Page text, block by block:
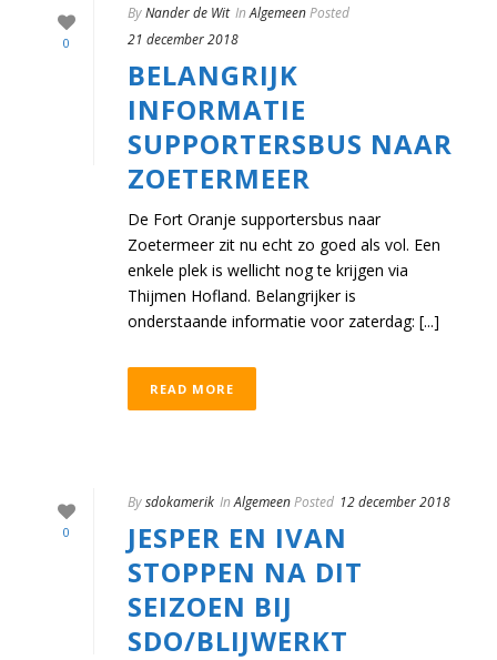
0
ByNander de Wit InAlgemeenPosted
21 december 2018
BELANGRIJK
INFORMATIE
SUPPORTERSBUS NAAR
ZOETERMEER
De Fort Oranje supportersbus naar
Zoetermeer zit nu echt zo goed als vol. Een
enkele plek is wellicht nog te krijgen via
Thijmen Hofland. Belangrijker is
onderstaande informatie voor zaterdag: [...]
READ MORE
0
Bysdokamerik InAlgemeenPosted 12 december 2018
JESPER EN IVAN
STOPPEN NA DIT
SEIZOEN BIJ
SDO/BLIJWERKT